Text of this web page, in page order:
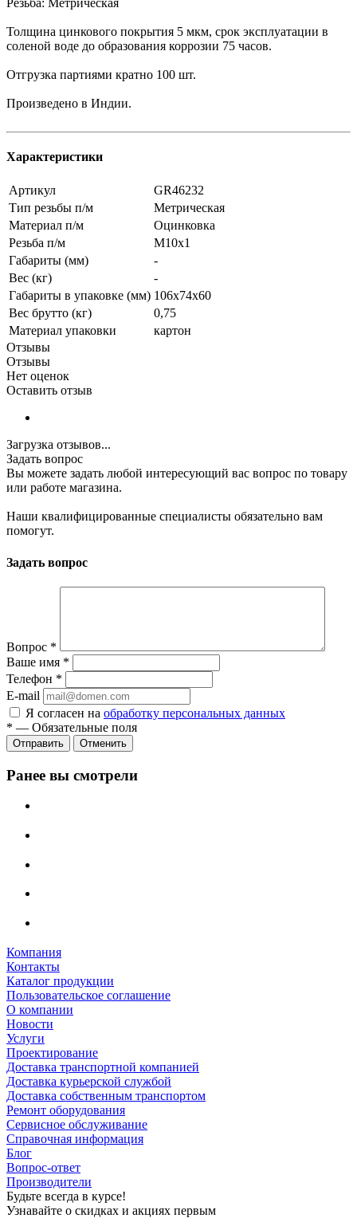
Толщина цинкового покрытия 5 мкм, срок эксплуатации в
соленой воде до образования коррозии 75 часов.
Отгрузка партиями кратно 100 шт.
Произведено в Индии.
Характеристики
Артикул
GR46232
Тип резьбы п/м
Метрическая
Материал п/м
Оцинковка
Резьба п/м
M10x1
Габариты (мм)
-
Вес (кг)
-
Габариты в упаковке (мм) 106x74x60
Вес брутто (кг)
0,75
Материал упаковки
картон
Отзывы
Отзывы
Нет оценок
Оставить отзыв
Загрузка отзывов...
Задать вопрос
Вы можете задать любой интересующий вас вопрос по товару
или работе магазина.
Наши квалифицированные специалисты обязательно вам
помогут.
Задать вопрос
Вопрос *
Ваше имя *
Телефон *
E-mail
Я согласен на обработку персональных данных
* — Обязательные поля
Отменить
Ранее вы смотрели
Компания
Контакты
Каталог продукции
Пользовательское соглашение
О компании
Новости
Услуги
Проектирование
Доставка транспортной компанией
Доставка курьерской службой
Доставка собственным транспортом
Ремонт оборудования
Сервисное обслуживание
Справочная информация
Блог
Вопрос-ответ
Производители
Будьте всегда в курсе!
Узнавайте о скидках и акциях первым